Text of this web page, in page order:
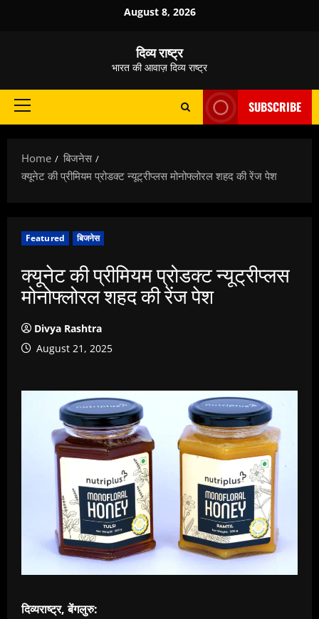
August 8, 2026
दिव्य राष्ट्र
भारत की आवाज़ दिव्य राष्ट्र
Primary
SUBSCRIBE
Home
बिजनेस
क्यूनेट की प्रीमियम प्रोडक्ट न्यूट्रीप्लस मोनोफ्लोरल शहद की रेंज पेश
Featured बिजनेस
क्यूनेट की प्रीमियम प्रोडक्ट न्यूट्रीप्लस
मोनोफ्लोरल शहद की रेंज पेश
Divya Rashtra
August 21, 2025
दिव्यराष्ट्र, बेंगलुरु: